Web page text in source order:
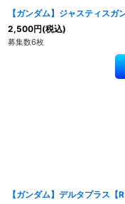
【ガンダム】ジャスティス
2,500円(税込)
募集数6枚
【ガンダム】デルタプラス【